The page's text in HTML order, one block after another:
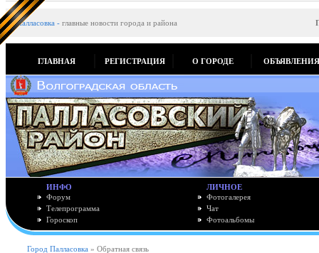
Палласовка - главные новости города и района
ГЛАВНАЯ РЕГИСТРАЦИЯ О ГОРОДЕ ОБЪЯВЛЕНИЯ
ИНФО
Форум
Телепрограмма
Гороскоп
ЛИЧНОЕ
Фотогалерея
Чат
Фотоальбомы
Город Палласовка » Обратная связь